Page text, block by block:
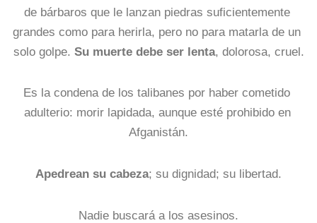
de bárbaros que le lanzan piedras suficientemente
grandes como para herirla, pero no para matarla de un
solo golpe. Su muerte debe ser lenta, dolorosa, cruel.
Es la condena de los talibanes por haber cometido
adulterio: morir lapidada, aunque esté prohibido en
Afganistán.
Apedrean su cabeza; su dignidad; su libertad.
Nadie buscará a los asesinos.